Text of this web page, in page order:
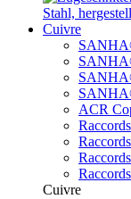
Cuivre
ACR
Cuivre